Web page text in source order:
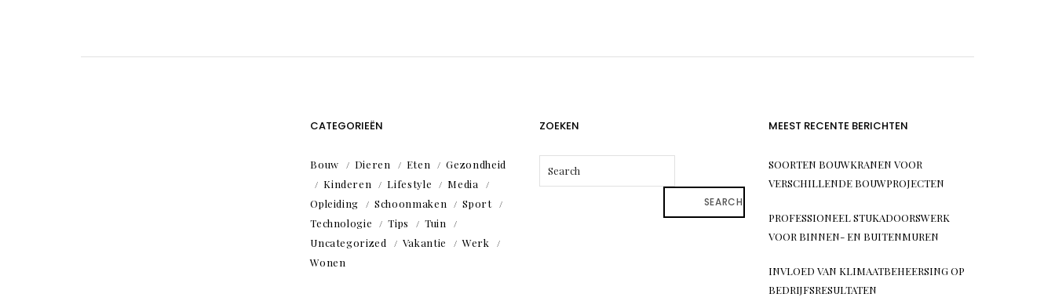
CATEGORIEËN
Bouw Dieren Eten
Gezondheid
Kinderen
Lifestyle
Media
Opleiding
Schoonmaken
Sport
Technologie
Tips
Tuin
Uncategorized
Vakantie
Werk
Wonen
ZOEKEN
SEARCH
MEEST RECENTE BERICHTEN
SOORTEN BOUWKRANEN VOOR
VERSCHILLENDE BOUWPROJECTEN
PROFESSIONEEL STUKADOORSWERK
VOOR BINNEN- EN BUITENMUREN
INVLOED VAN KLIMAATBEHEERSING OP
BEDRIJFSRESULTATEN